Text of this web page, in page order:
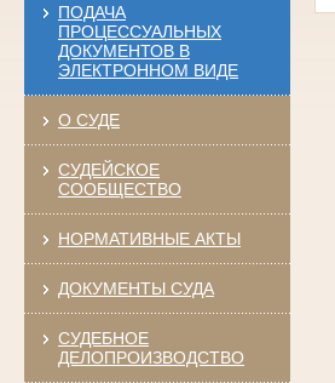
ПОДАЧА
ПРОЦЕССУАЛЬНЫХ
ДОКУМЕНТОВ В
ЭЛЕКТРОННОМ ВИДЕ
О СУДЕ
СУДЕЙСКОЕ
СООБЩЕСТВО
НОРМАТИВНЫЕ АКТЫ
ДОКУМЕНТЫ СУДА
СУДЕБНОЕ
ДЕЛОПРОИЗВОДСТВО